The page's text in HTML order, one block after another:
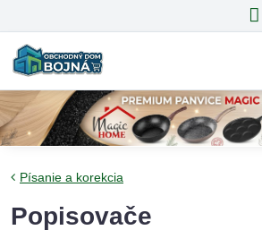
Písanie a korekcia
Popisovače